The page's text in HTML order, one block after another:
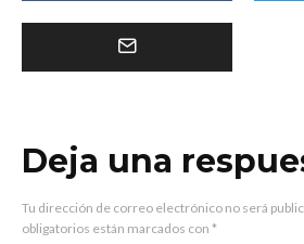
Deja una
Tu dirección de correo electrónico no será
obligatorios están marcados con *